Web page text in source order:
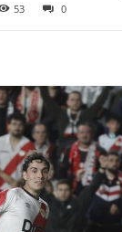
53 0